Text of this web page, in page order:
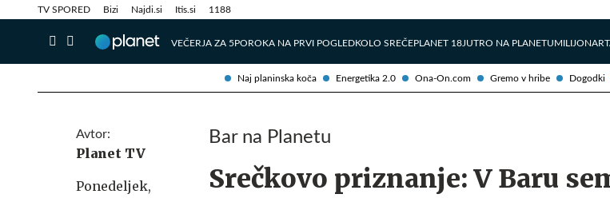
Naj planinska koča Energetika 2.0 Ona-On.com Gremo v hribe Dogodki
TV SPORED Bizi Najdi.si Itis.si 1188
VEČERJA ZA 5POROKA NA PRVI POGLEDKOLO SREČEPLANET 18JUTRO NA PLANETUMILIJONAR
Info in obvestila Tehnik
Avtor:
Planet TV
Ponedeljek,
Bar na Planetu
Srečkovo priznanje: V Baru